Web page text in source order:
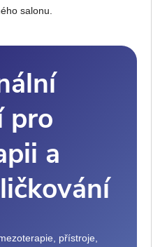
salonu.
pro
a
přístroje,